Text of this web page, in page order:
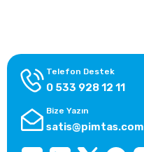
Telefon Destek
0 533 928 12 11
Bize Yazın
satis@pimtas.com